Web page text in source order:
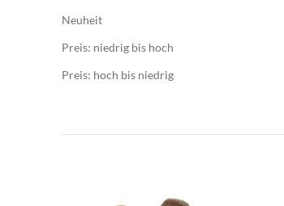
Neuheit
Preis: niedrig bis hoch
Preis: hoch bis niedrig